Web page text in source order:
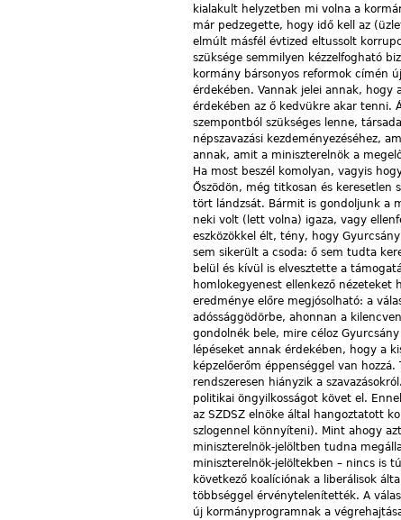
kialakult helyzetben mi volna a
már pedzegette, hogy idő kell az
elmúlt másfél évtized eltussolt
szüksége semmilyen kézzelfogható
kormány bársonyos reformok címén
érdekében. Vannak jelei annak, hogy
érdekében az ő kedvükre akar tenni.
szempontból szükséges lenne,
népszavazási kezdeményezéséhez,
annak, amit a miniszterelnök a
Ha most beszél komolyan, vagyis
Őszödön, még titkosan és keresetlen
tört lándzsát. Bármit is gondoljunk a
neki volt (lett volna) igaza, vagy
eszközökkel élt, tény, hogy
sem sikerült a csoda: ő sem tudta
belül és kívül is elvesztette a
homlokegyenest ellenkező
eredménye előre megjósolható: a
adóssággödörbe, ahonnan a
gondolnék bele, mire céloz
lépé­seket annak érdekében, hogy a
képzelőerőm éppenséggel van
rendszeresen hiányzik a
politikai öngyilkosságot követ el.
az SZDSZ elnöke által hangoztatott
szlogennel könnyíteni). Mint ahogy
miniszterelnök-jelöltben tudna
miniszterelnök-jelöltekben – nincs is
következő koalíciónak a liberálisok
többséggel érvénytelenítették. A
új kormányprogramnak a